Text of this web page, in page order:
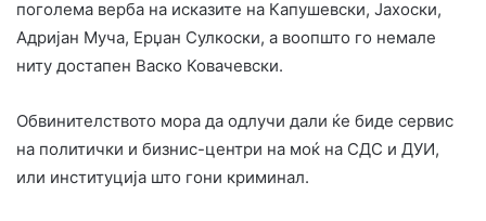
поголема верба на исказите на Капушевски, Јахоски,
Адријан Муча, Ерџан Сулкоски, а воопшто го немале
ниту достапен Васко Ковачевски.
Обвинителството мора да одлучи дали ќе биде сервис
на политички и бизнис-центри на моќ на СДС и ДУИ,
или институција што гони криминал.